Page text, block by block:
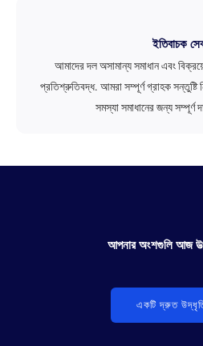
ইতিবাচক
আমাদের দল অসামান্য সমাধান এবং
প্রতিশ্রুতিবদ্ধ. আমরা সম্পূর্ণ গ্রাহক সন্তুষ্টি
সমস্যা সমাধানের জন্য সম্পূর্ণ
আপনার অংশগুলি আজ
একটি দ্রুত